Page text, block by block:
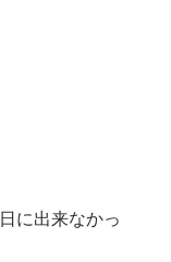
に出来なかっ